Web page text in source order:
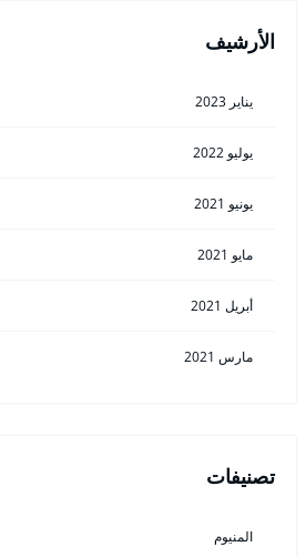
الأرشيف
يناير 2023
يوليو 2022
يونيو 2021
مايو 2021
أبريل 2021
مارس 2021
تصنيفات
المنيوم